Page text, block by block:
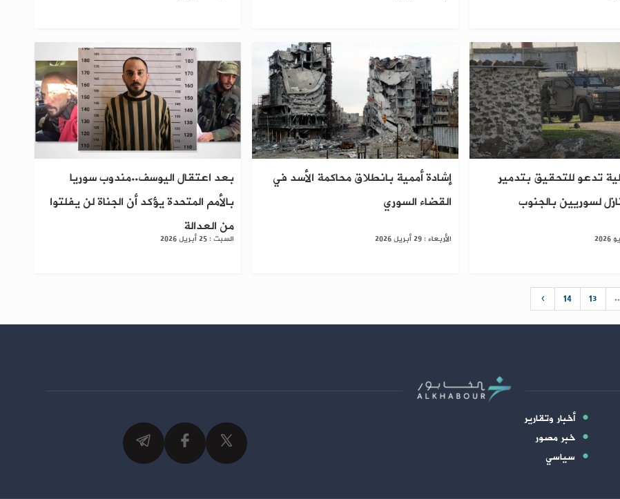
تدعو للتحقيق بتدمير
لسوريين بالجنوب
إشادة أممية بانطلاق محاكمة الأسد في
القضاء السوري
الأربعاء : 29 أبريل 2026
بعد اعتقال اليوسف..مندوب سوريا
بالأمم المتحدة يؤكد أن الجناة لن يفلتوا
من العدالة
السبت : 25 أبريل 2026
13
14
›
أخبار وتقارير
خبر مصور
سياسي